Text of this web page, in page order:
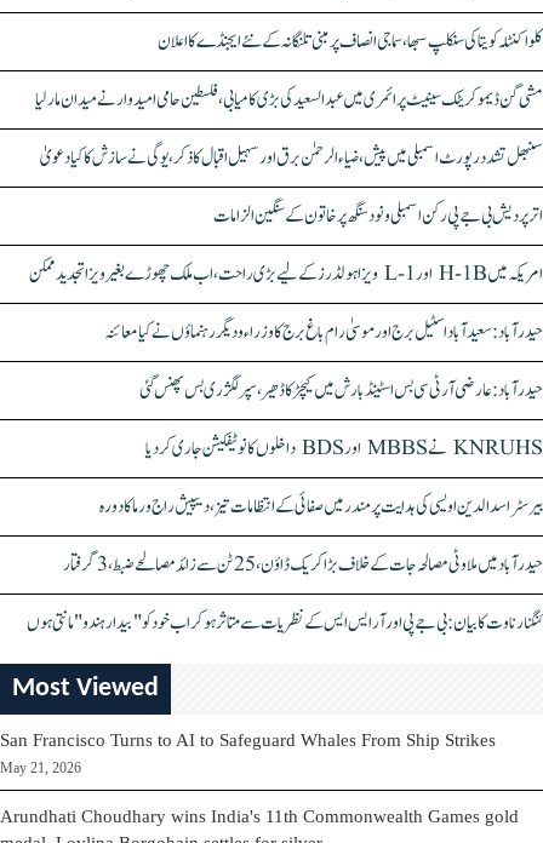
کلواکنٹلہ کویتا کی سنکلپ سبھا، سماجی انصاف پر مبنی تلنگانہ کے نئے ایجنڈے کا اعلان
مشی گن ڈیموکریٹک سینیٹ پرائمری میں عبدالسعید کی بڑی کامیابی، فلسطین حامی امیدوار نے میدان مار لیا
سنبھل تشدد رپورٹ اسمبلی میں پیش، ضیاء الرحمٰن برق اور سہیل اقبال کا ذکر، یوگی نے سازش کا کیا دعویٰ
اتر پردیش بی جے پی رکن اسمبلی ونود سنگھ پر خاتون کے سنگین الزامات
امریکہ میں H-1B اور L-1 ویزا ہولڈرز کے لیے بڑی راحت، اب ملک چھوڑے بغیر ویزا تجدید ممکن
حیدرآباد: سعیدآباد اسٹیل برج اور موسیٰ رام باغ برج کا وزراء و دیگر رہنماؤں نے کیا معائنہ
حیدرآباد: عارضی آر ٹی سی بس اسٹینڈ بارش میں کیچڑ کا ڈھیر، سپر لگژری بس پھنس گئی
KNRUHS نے MBBS اور BDS داخلوں کا نوٹیفکیشن جاری کر دیا
بیرسٹر اسدالدین اویسی کی ہدایت پر مندر میں صفائی کے انتظامات تیز، دیپیش راج ورما کا دورہ
حیدرآباد میں ملاوٹی مصالحہ جات کے خلاف بڑا کریک ڈاؤن، 25 ٹن سے زائد مصالحے ضبط، 3 گرفتار
کنگنا رناوت کا بیان: بی جے پی اور آر ایس ایس کے نظریات سے متاثر ہو کر اب خود کو "بیدار ہندو" مانتی ہوں
Most Viewed
San Francisco Turns to AI to Safeguard Whales From Ship Strikes
May 21, 2026
Arundhati Choudhary wins India's 11th Commonwealth Games gold